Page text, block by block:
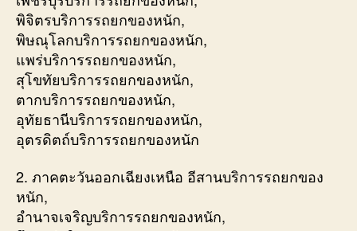
พิจิตรบริการรถยกของหนัก,
พิษณุโลกบริการรถยกของหนัก,
แพร่บริการรถยกของหนัก,
สุโขทัยบริการรถยกของหนัก,
ตากบริการรถยกของหนัก,
อุทัยธานีบริการรถยกของหนัก,
อุตรดิตถ์บริการรถยกของหนัก
2. ภาคตะวันออกเฉียงเหนือ อีสานบริการรถยกของ
หนัก,
อำนาจเจริญบริการรถยกของหนัก,